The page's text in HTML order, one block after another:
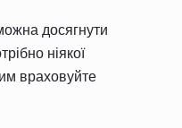
досягнути
ніякої
враховуйте